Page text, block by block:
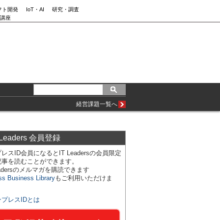
ト開発 IoT・AI
研究・調査
座
経営課題一覧へ
会員登録
スID会員になるとIT Leadersの会員限定
を読むことができます。
のメルマガを購読できます
Business Libraryもご利用いただけま
プレスIDとは